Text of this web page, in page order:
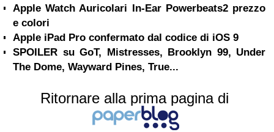
Apple Watch Auricolari In-Ear Powerbeats2 prezzo
e colori
Apple iPad Pro confermato dal codice di iOS 9
SPOILER su GoT, Mistresses, Brooklyn 99, Under
The Dome, Wayward Pines, True...
Ritornare alla prima pagina di